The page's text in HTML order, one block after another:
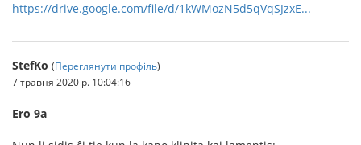
https://drive.google.com/file/d/1kWMozN5d5qVqSJzxE...
StefKo (Переглянути профіль)
7 травня 2020 р. 10:04:16
Ero 9a